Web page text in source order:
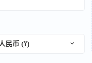
人民币 (¥)